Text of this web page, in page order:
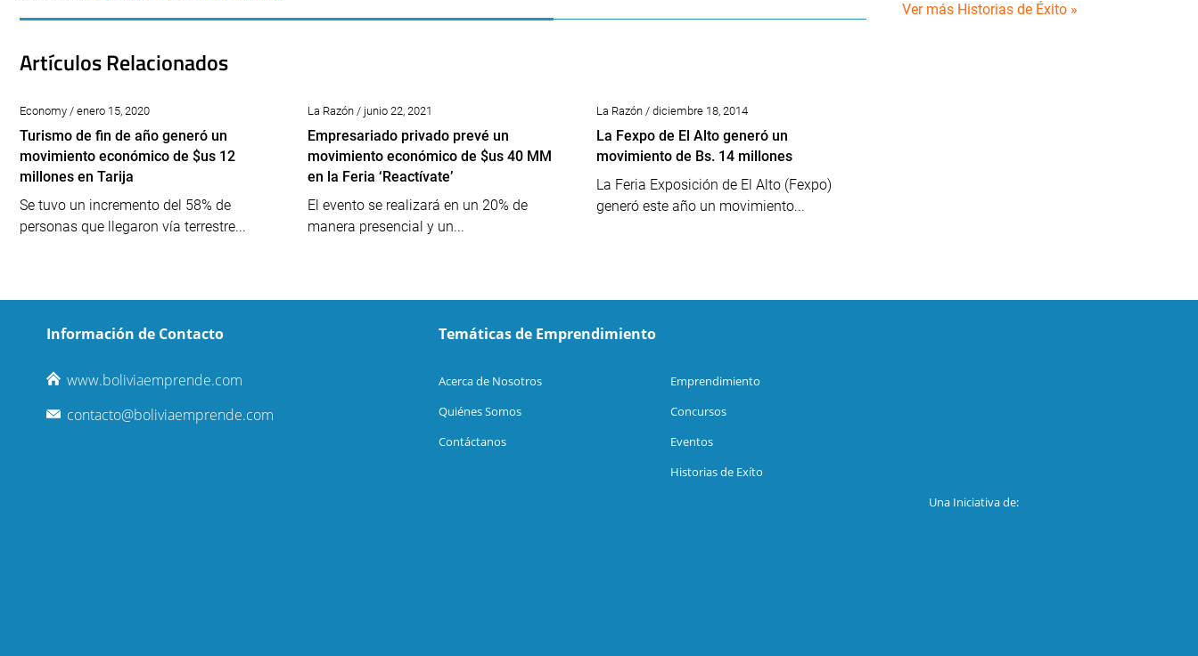
Artículos Relacionados
Economy / enero 15, 2020
Turismo de fin de año generó un
movimiento económico de $us 12
millones en Tarija
Se tuvo un incremento del 58% de
personas que llegaron vía terrestre...
La Razón / junio 22, 2021
Empresariado privado prevé un
movimiento económico de $us 40 MM
en la Feria ‘Reactívate’
El evento se realizará en un 20% de
manera presencial y un...
La Razón / diciembre 18, 2014
La Fexpo de El Alto generó un
movimiento de Bs. 14 millones
La Feria Exposición de El Alto (Fexpo)
generó este año un movimiento...
Ver más Historias de Éxito »
Información de Contacto
www.boliviaemprende.com
contacto@boliviaemprende.com
Temáticas de Emprendimiento
Acerca de Nosotros
Quiénes Somos
Contáctanos
Emprendimiento
Concursos
Eventos
Historias de Exíto
Una Iniciativa de: